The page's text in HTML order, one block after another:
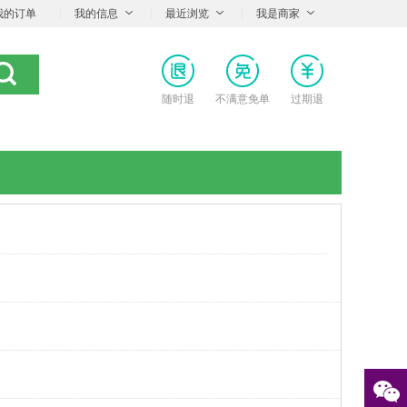
的订单 我的信息 最近浏览 我是商家
随时退 不满意免单 过期退